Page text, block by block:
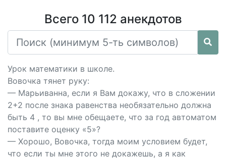
Всего 10 112 анекдотов
Урок математики в школе.
Вовочка тянет руку:
— Марьиванна, если я Вам докажу, что в сложении
2+2 после знака равенства необязательно должна
быть 4 , то вы мне обещаете, что за год автоматом
поставите оценку «5»?
— Хорошо, Вовочка, тогда моим условием будет,
что если ты мне этого не докажешь, а я как